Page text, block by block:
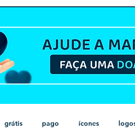
grátis pago ícones